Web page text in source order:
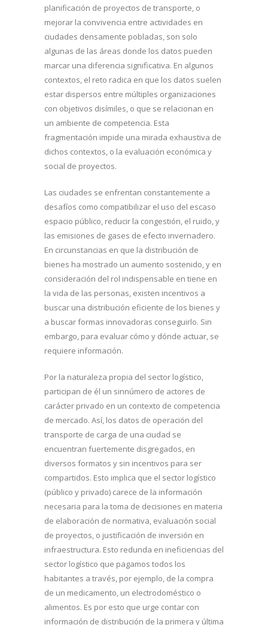
planificación de proyectos de transporte, o
mejorar la convivencia entre actividades en
ciudades densamente pobladas, son solo
algunas de las áreas donde los datos pueden
marcar una diferencia significativa. En algunos
contextos, el reto radica en que los datos suelen
estar dispersos entre múltiples organizaciones
con objetivos disímiles, o que se relacionan en
un ambiente de competencia. Esta
fragmentación impide una mirada exhaustiva de
dichos contextos, o la evaluación económica y
social de proyectos.
Las ciudades se enfrentan constantemente a
desafíos como compatibilizar el uso del escaso
espacio público, reducir la congestión, el ruido, y
las emisiones de gases de efecto invernadero.
En circunstancias en que la distribución de
bienes ha mostrado un aumento sostenido, y en
consideración del rol indispensable en tiene en
la vida de las personas, existen incentivos a
buscar una distribución eficiente de los bienes y
a buscar formas innovadoras conseguirlo. Sin
embargo, para evaluar cómo y dónde actuar, se
requiere información.
Por la naturaleza propia del sector logístico,
participan de él un sinnúmero de actores de
carácter privado en un contexto de competencia
de mercado. Así, los datos de operación del
transporte de carga de una ciudad se
encuentran fuertemente disgregados, en
diversos formatos y sin incentivos para ser
compartidos. Esto implica que el sector logístico
(público y privado) carece de la información
necesaria para la toma de decisiones en materia
de elaboración de normativa, evaluación social
de proyectos, o justificación de inversión en
infraestructura. Esto redunda en ineficiencias del
sector logístico que pagamos todos los
habitantes a través, por ejemplo, de la compra
de un medicamento, un electrodoméstico o
alimentos. Es por esto que urge contar con
información de distribución de la primera y última